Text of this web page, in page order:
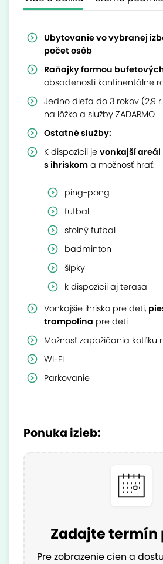
Ubytovanie vo vybranej
počet osôb
Raňajky formou
obsadenosti kontinentálne
Jedno dieťa do 3 rokov (2,9
na lôžko a služby ZADARMO
Ostatné služby:
K dispozícii je vonkajší areál
s ihriskom a možnosť hrať:
ping-pong
futbal
stolný futbal
badminton
šípky
k dispozícii aj terasa
Vonkajšie ihrisko pre deti,
trampolína pre deti
Možnosť zapožičania kotlíku
Wi-Fi
Parkovanie
Ponuka izieb:
Zadajte termín
Pre zobrazenie cien a